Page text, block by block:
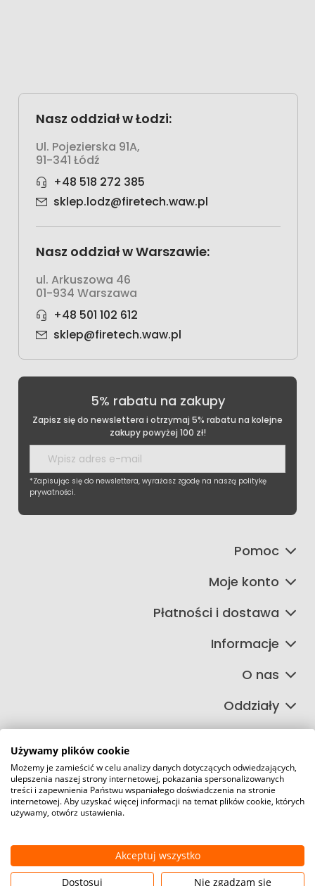
Nasz oddział w Łodzi:
Ul. Pojezierska 91A,
91-341 Łódź
+48 518 272 385
sklep.lodz@firetech.waw.pl
Nasz oddział w Warszawie:
ul. Arkuszowa 46
01-934 Warszawa
+48 501 102 612
sklep@firetech.waw.pl
5% rabatu na zakupy
Zapisz się do newslettera i otrzymaj 5% rabatu na kolejne
zakupy powyżej 100 zł!
*Zapisując się do newslettera, wyrażasz zgodę na naszą politykę
prywatności.
Pomoc
Moje konto
Płatności i dostawa
Informacje
O nas
Oddziały
©2026 Wszelkie Prawa Zastrzeżone | FIRETECH Stacjonarny i
internetowy sklep przeciwpożarowy
Szablon Master by
Pokaż pełną wersję strony
Używamy plików cookie
Możemy je zamieścić w celu analizy danych dotyczących odwiedzających,
ulepszenia naszej strony internetowej, pokazania spersonalizowanych
treści i zapewnienia Państwu wspaniałego doświadczenia na stronie
internetowej. Aby uzyskać więcej informacji na temat plików cookie, których
używamy, otwórz ustawienia.
Akceptuj wszystko
Dostosuj
Nie zgadzam się